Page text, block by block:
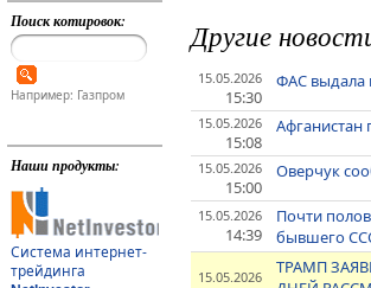
Поиск котировок:
Например: Газпром
Наши продукты:
Система интернет-
трейдинга
Другие
15.05.2026
15:30
ФАС выдала
15.05.2026
15:08
Афганистан
15.05.2026
15:00
Оверчук
15.05.2026
14:39
Почти
бывшего
15.05.2026
ТРАМП